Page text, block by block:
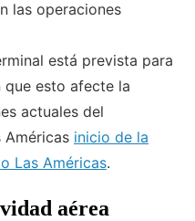
las operaciones
está prevista para
esto afecte la
actuales del
Américas inicio de la
Las Américas.
aérea